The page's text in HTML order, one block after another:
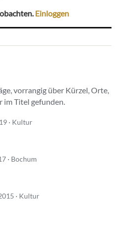
Einloggen
vorrangig über Kürzel, Orte,
im Titel gefunden.
· Kultur
· Bochum
· Kultur